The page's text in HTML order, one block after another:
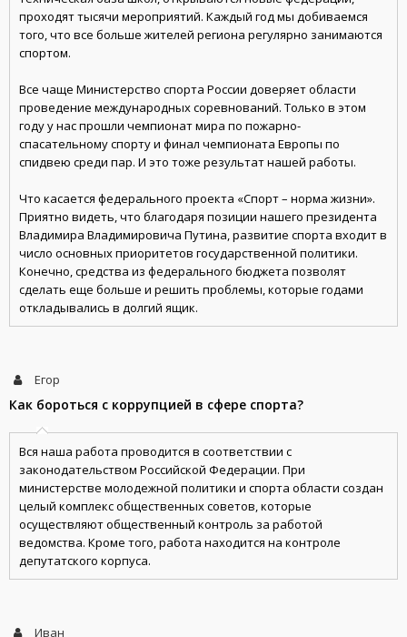
проходят тысячи мероприятий. Каждый год мы добиваемся
того, что все больше жителей региона регулярно занимаются
спортом.
Все чаще Министерство спорта России доверяет области
проведение международных соревнований. Только в этом
году у нас прошли чемпионат мира по пожарно-
спасательному спорту и финал чемпионата Европы по
спидвею среди пар. И это тоже результат нашей работы.
Что касается федерального проекта «Спорт – норма жизни».
Приятно видеть, что благодаря позиции нашего президента
Владимира Владимировича Путина, развитие спорта входит в
число основных приоритетов государственной политики.
Конечно, средства из федерального бюджета позволят
сделать еще больше и решить проблемы, которые годами
откладывались в долгий ящик.
Егор
Как бороться с коррупцией в сфере спорта?
Вся наша работа проводится в соответствии с
законодательством Российской Федерации. При
министерстве молодежной политики и спорта области создан
целый комплекс общественных советов, которые
осуществляют общественный контроль за работой
ведомства. Кроме того, работа находится на контроле
депутатского корпуса.
Иван